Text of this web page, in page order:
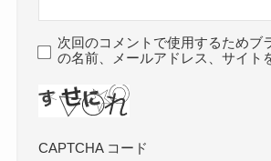
次回のコメントで使用するためブ
の名前、メールアドレス、サイト
CAPTCHA コード